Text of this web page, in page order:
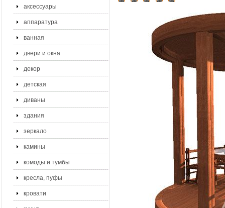
аксессуары
аппаратура
ванная
двери и окна
декор
детская
диваны
здания
зеркало
камины
комоды и тумбы
кресла, пуфы
кровати